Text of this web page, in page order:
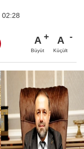
02:28
A
Büyüt
A
Küçült